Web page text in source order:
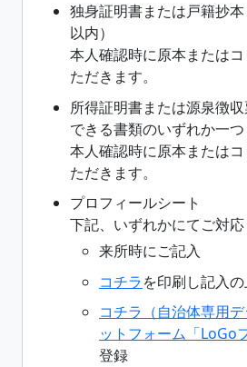
独身証明書または戸籍抄
以内）
本人確認時に原本または
ただきます。
所得証明書または源泉徴
できる書類のいずれか一
本人確認時に原本または
ただきます。
プロフィールシート
下記、いずれかにてご対応
来所時にご記入
コチラを印刷し記入
コチラ（自治体専用
ットフォーム「LoGo
登録